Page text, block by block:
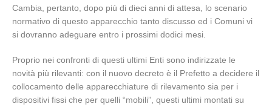
Cambia, pertanto, dopo più di dieci anni di attesa, lo scenario
normativo di questo apparecchio tanto discusso ed i Comuni vi
si dovranno adeguare entro i prossimi dodici mesi.
Proprio nei confronti di questi ultimi Enti sono indirizzate le
novità più rilevanti: con il nuovo decreto è il Prefetto a decidere il
collocamento delle apparecchiature di rilevamento sia per i
dispositivi fissi che per quelli “mobili”, questi ultimi montati su